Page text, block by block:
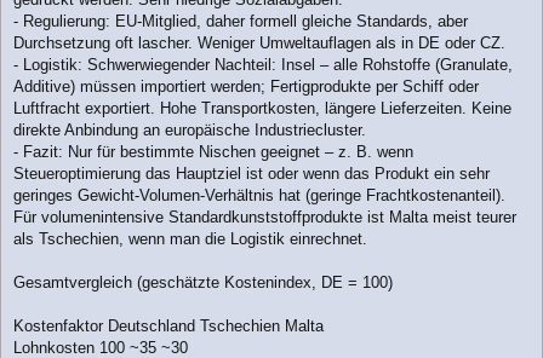
- Regulierung: EU-Mitglied, daher formell gleiche Standards, aber
Durchsetzung oft lascher. Weniger Umweltauflagen als in DE oder CZ.
- Logistik: Schwerwiegender Nachteil: Insel – alle Rohstoffe (Granulate,
Additive) müssen importiert werden; Fertigprodukte per Schiff oder
Luftfracht exportiert. Hohe Transportkosten, längere Lieferzeiten. Keine
direkte Anbindung an europäische Industriecluster.
- Fazit: Nur für bestimmte Nischen geeignet – z. B. wenn
Steueroptimierung das Hauptziel ist oder wenn das Produkt ein sehr
geringes Gewicht-Volumen-Verhältnis hat (geringe Frachtkostenanteil).
Für volumenintensive Standardkunststoffprodukte ist Malta meist teurer
als Tschechien, wenn man die Logistik einrechnet.
Gesamtvergleich (geschätzte Kostenindex, DE = 100)
Kostenfaktor Deutschland Tschechien Malta
Lohnkosten 100 ~35 ~30